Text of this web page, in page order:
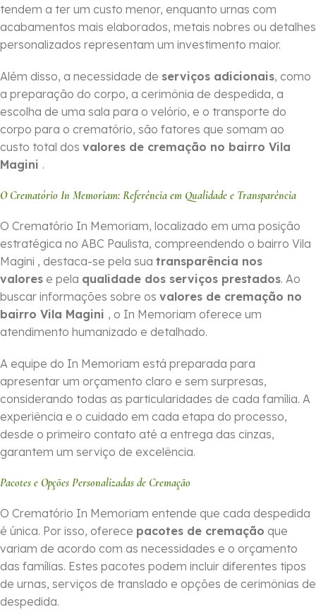
tendem a ter um custo menor, enquanto urnas com
acabamentos mais elaborados, metais nobres ou detalhes
personalizados representam um investimento maior.
Além disso, a necessidade de serviços adicionais, como
a preparação do corpo, a cerimônia de despedida, a
escolha de uma sala para o velório, e o transporte do
corpo para o crematório, são fatores que somam ao
custo total dos valores de cremação no bairro Vila
Magini .
O Crematório In Memoriam: Referência em Qualidade e Transparência
O Crematório In Memoriam, localizado em uma posição
estratégica no ABC Paulista, compreendendo o bairro Vila
Magini , destaca-se pela sua transparência nos
valores e pela qualidade dos serviços prestados. Ao
buscar informações sobre os valores de cremação no
bairro Vila Magini , o In Memoriam oferece um
atendimento humanizado e detalhado.
A equipe do In Memoriam está preparada para
apresentar um orçamento claro e sem surpresas,
considerando todas as particularidades de cada família. A
experiência e o cuidado em cada etapa do processo,
desde o primeiro contato até a entrega das cinzas,
garantem um serviço de excelência.
Pacotes e Opções Personalizadas de Cremação
O Crematório In Memoriam entende que cada despedida
é única. Por isso, oferece pacotes de cremação que
variam de acordo com as necessidades e o orçamento
das famílias. Estes pacotes podem incluir diferentes tipos
de urnas, serviços de translado e opções de cerimônias de
despedida.